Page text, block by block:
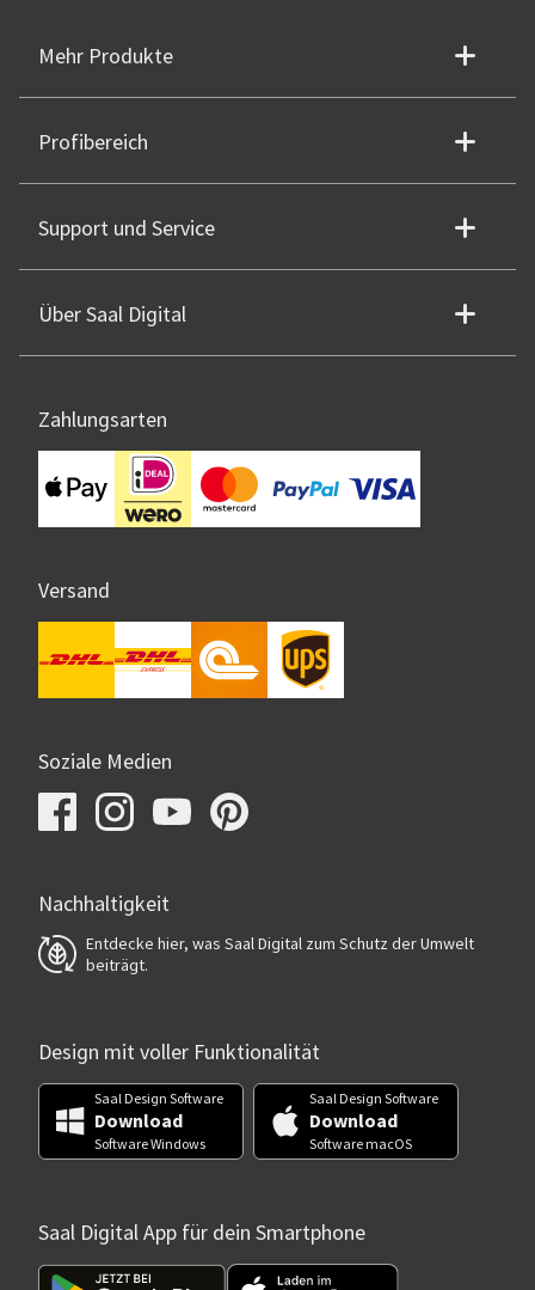
Mehr Produkte
Profibereich
Support und Service
Über Saal Digital
Zahlungsarten
Versand
Soziale Medien
Nachhaltigkeit
Entdecke hier, was Saal Digital zum Schutz der Umwelt
beiträgt.
Design mit voller Funktionalität
Saal Design Software
Download
Software Windows
Saal Design Software
Download
Software macOS
Saal Digital App für dein Smartphone